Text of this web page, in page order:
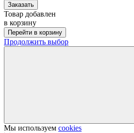
Заказать
Товар добавлен
в корзину
Перейти в корзину
Продолжить выбор
Мы используем cookies